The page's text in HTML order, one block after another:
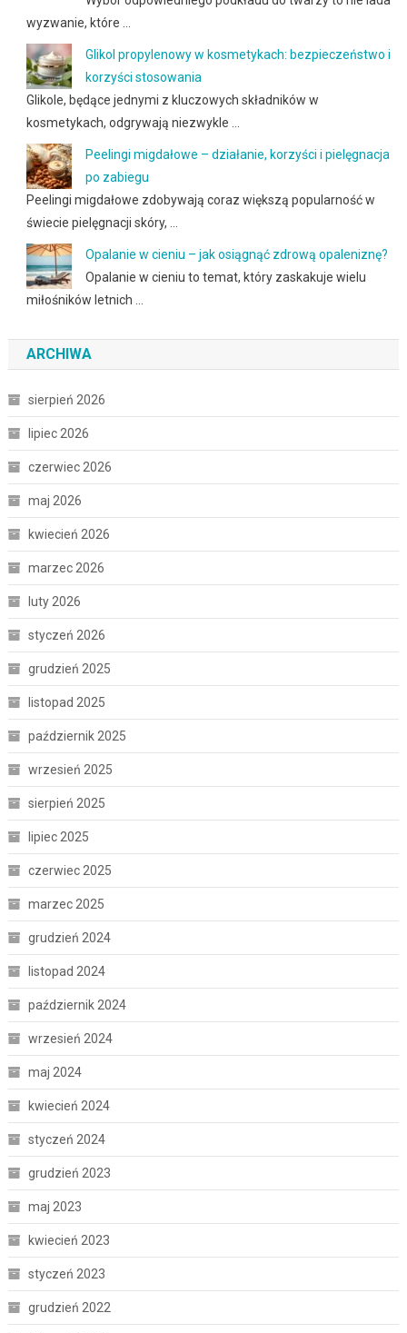
wyzwanie, które …
Glikol propylenowy w kosmetykach: bezpieczeństwo i
korzyści stosowania
Glikole, będące jednymi z kluczowych składników w
kosmetykach, odgrywają niezwykle …
Peelingi migdałowe – działanie, korzyści i pielęgnacja
po zabiegu
Peelingi migdałowe zdobywają coraz większą popularność w
świecie pielęgnacji skóry, …
Opalanie w cieniu – jak osiągnąć zdrową opaleniznę?
Opalanie w cieniu to temat, który zaskakuje wielu
miłośników letnich …
ARCHIWA
sierpień 2026
lipiec 2026
czerwiec 2026
maj 2026
kwiecień 2026
marzec 2026
luty 2026
styczeń 2026
grudzień 2025
listopad 2025
październik 2025
wrzesień 2025
sierpień 2025
lipiec 2025
czerwiec 2025
marzec 2025
grudzień 2024
listopad 2024
październik 2024
wrzesień 2024
maj 2024
kwiecień 2024
styczeń 2024
grudzień 2023
maj 2023
kwiecień 2023
styczeń 2023
grudzień 2022